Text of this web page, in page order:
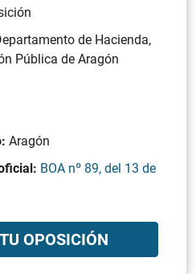
de Hacienda,
Pública de Aragón
Aragón
BOA nº 89, del 13 de
OPOSICIÓN